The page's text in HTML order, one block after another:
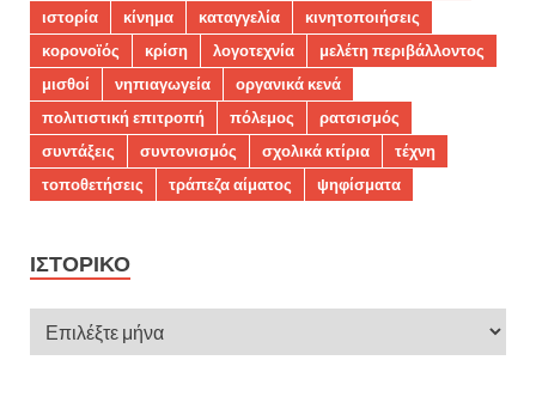
ιστορία
κίνημα καταγγελία
κινητοποιήσεις
κορονοϊός
κρίση λογοτεχνία
μελέτη περιβάλλοντος
μισθοί
νηπιαγωγεία
οργανικά κενά
πολιτιστική επιτροπή
πόλεμος
ρατσισμός
συντάξεις
συντονισμός σχολικά κτίρια
τέχνη
τοποθετήσεις
τράπεζα αίματος ψηφίσματα
ΙΣΤΟΡΙΚΌ